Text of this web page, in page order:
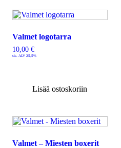
Valmet logotarra
10,00 €
sis. ALV 25,5%
Lisää ostoskoriin
Valmet – Miesten boxerit